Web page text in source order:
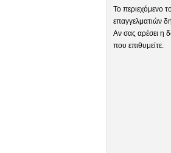
Το περιεχόμενο
επαγγελματιών
Αν σας αρέσει η
που επιθυμείτε.